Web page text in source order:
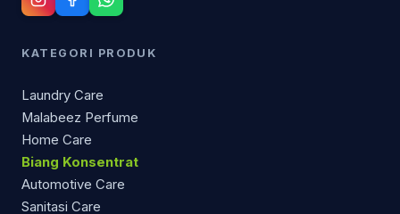
KATEGORI PRODUK
Laundry Care
Malabeez Perfume
Home Care
Biang Konsentrat
Automotive Care
Sanitasi Care